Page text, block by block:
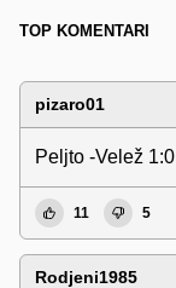
TOP KOMENTARI
pizaro01
Peljto -Velež 1:0
11 5
Rodjeni1985